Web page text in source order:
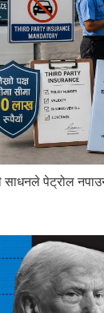
साधनले पेट्रोल